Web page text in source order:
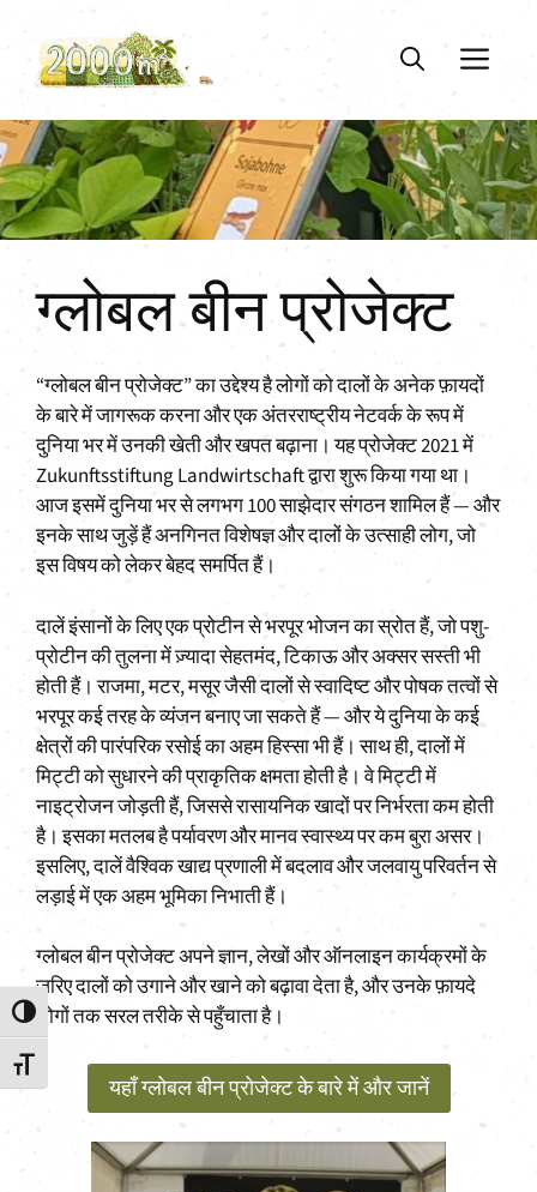
Toggle High Contrast
Toggle Font size
content
ग्लोबल बीन प्रोजेक्ट
“ग्लोबल बीन प्रोजेक्ट” का उद्देश्य है लोगों को दालों के अनेक फ़ायदों
के बारे में जागरूक करना और एक अंतरराष्ट्रीय नेटवर्क के रूप में
दुनिया भर में उनकी खेती और खपत बढ़ाना। यह प्रोजेक्ट 2021 में
Zukunftsstiftung Landwirtschaft द्वारा शुरू किया गया था।
आज इसमें दुनिया भर से लगभग 100 साझेदार संगठन शामिल हैं — और
इनके साथ जुड़ें हैं अनगिनत विशेषज्ञ और दालों के उत्साही लोग, जो
इस विषय को लेकर बेहद समर्पित हैं।
दालें इंसानों के लिए एक प्रोटीन से भरपूर भोजन का स्रोत हैं, जो पशु-
प्रोटीन की तुलना में ज़्यादा सेहतमंद, टिकाऊ और अक्सर सस्ती भी
होती हैं। राजमा, मटर, मसूर जैसी दालों से स्वादिष्ट और पोषक तत्वों से
भरपूर कई तरह के व्यंजन बनाए जा सकते हैं — और ये दुनिया के कई
क्षेत्रों की पारंपरिक रसोई का अहम हिस्सा भी हैं। साथ ही, दालों में
मिट्टी को सुधारने की प्राकृतिक क्षमता होती है। वे मिट्टी में
नाइट्रोजन जोड़ती हैं, जिससे रासायनिक खादों पर निर्भरता कम होती
है। इसका मतलब है पर्यावरण और मानव स्वास्थ्य पर कम बुरा असर।
इसलिए, दालें वैश्विक खाद्य प्रणाली में बदलाव और जलवायु परिवर्तन से
लड़ाई में एक अहम भूमिका निभाती हैं।
ग्लोबल बीन प्रोजेक्ट अपने ज्ञान, लेखों और ऑनलाइन कार्यक्रमों के
ज़रिए दालों को उगाने और खाने को बढ़ावा देता है, और उनके फ़ायदे
लोगों तक सरल तरीके से पहुँचाता है।
यहाँ ग्लोबल बीन प्रोजेक्ट के बारे में और जानें